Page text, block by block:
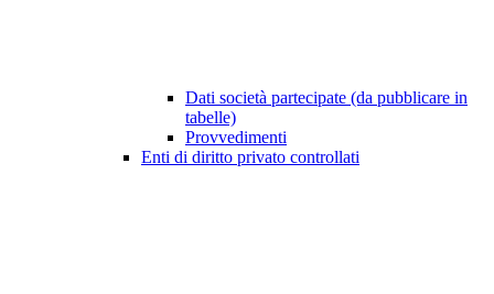
Dati società partecipate (da pubblicare in
tabelle)
Provvedimenti
Enti di diritto privato controllati